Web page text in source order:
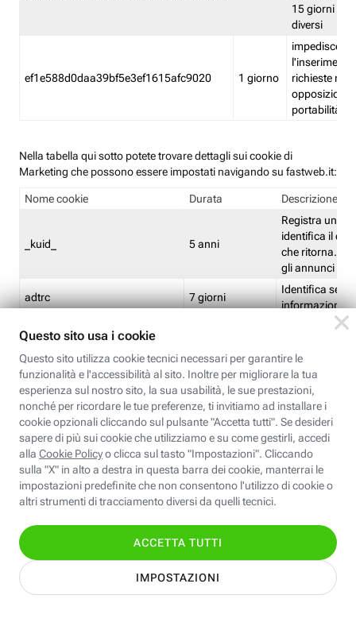
15 giorni e
diversi
ef1e588d0daa39bf5e3ef1615afc9020 1 giorno
impedisce
l'inserimento
richieste
opposizione
portabilità
Nella tabella qui sotto potete trovare dettagli sui cookie di
Marketing che possono essere impostati navigando su fastweb.it:
Nome cookie Durata Descrizione
_kuid_ 5 anni
Registra un ID
identifica il
che ritorna.
gli annunci
adtrc 7 giorni
Identifica se
informazioni
CFFC<TagID>
Limite di
CM 1 giorno
Identifica se
ricontrollare
corrispondenti
(impostata da
CM14 14 giorni
Identifica se
ricontrollare
corrispondenti
(impostata da
pagine
EBFC<BannerID> 7 giorni
Identifica la
banner
Identifica la